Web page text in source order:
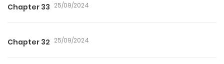
Chapter 33 25/09/2024
Chapter 32 25/09/2024